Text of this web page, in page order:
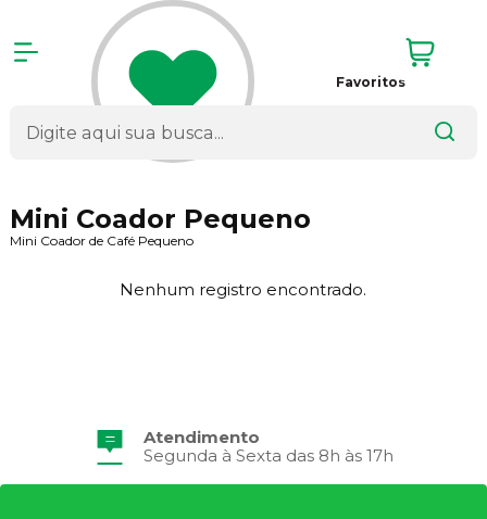
Favoritos
Mini Coador Pequeno
Mini Coador de Café Pequeno
Nenhum registro encontrado.
Atendimento
Segunda à Sexta das 8h às 17h